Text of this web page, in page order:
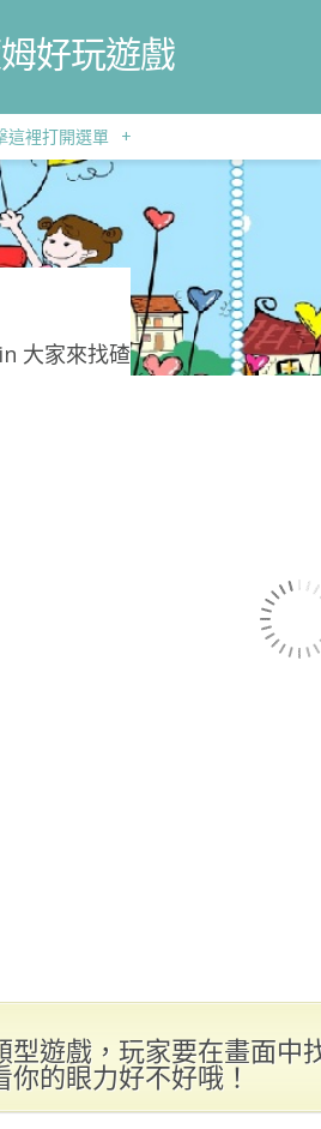
好玩遊戲
這裡打開選單 +
大家來找碴
型遊戲，玩家要在畫面中
你的眼力好不好哦！